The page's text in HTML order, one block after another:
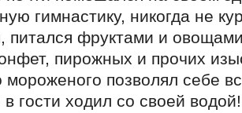
гимнастику, никогда не
питался фруктами и
пирожных и прочих
позволял себе
гости ходил со своей